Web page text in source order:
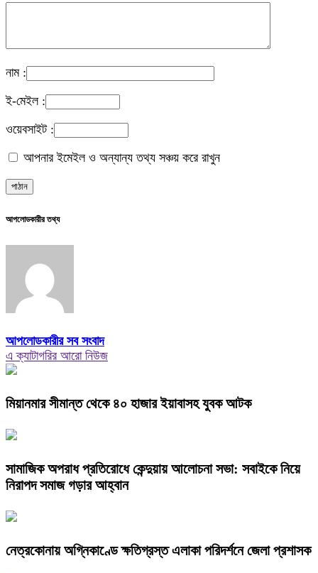
নাম :
ই-মেইল :
ওয়েবসাইট :
আপনার ইমেইল ও অন্যান্য তথ্য সঞ্চয় করে রাখুন
আপলোডকারীর তথ্য
আপলোডকারীর সব সংবাদ
এ ক্যাটাগরির আরো নিউজ
মিয়ানমার সীমান্ত থেকে ৪০ হাজার ইয়াবাসহ যুবক আটক
সামাজিক অপরাধ প্রতিরোধে কেন্দুয়ায় আলোচনা সভা: সবাইকে নিয়ে
নিরাপদ সমাজ গড়ার আহ্বান
নেত্রকোনায় অগ্নিকাণ্ডে ক্ষতিগ্রস্ত এলাকা পরিদর্শনে জেলা প্রশাসক